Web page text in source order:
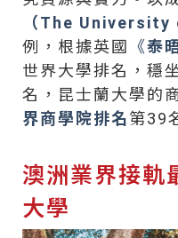
（The University
例，根據英國
《泰
世界大學排名，穩
名，昆士蘭大學的
界商學院排名第39
澳洲業界接軌
大學​